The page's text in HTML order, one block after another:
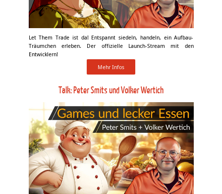
Let Them Trade ist da! Entspannt siedeln, handeln, ein Aufbau-
Träumchen erleben. Der offizielle Launch-Stream mit den
Entwicklern!
Mehr Infos
Talk: Peter Smits und Volker Wertich